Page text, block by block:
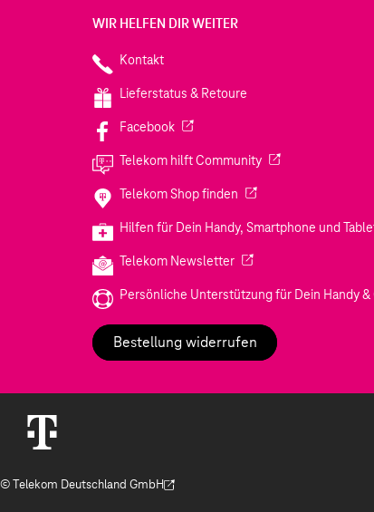
WIR HELFEN DIR WEITER
Kontakt
Lieferstatus & Retoure
Facebook(Wird in einem neuen Tab geöffnet)
Telekom hilft Community(Wird in einem
Telekom Shop finden (Wird in einem neuen
Hilfen für Dein Handy, Smartphone und
Telekom Newsletter(Wird in einem neuen
Persönliche Unterstützung für Dein Handy &
Bestellung widerrufen
© Telekom Deutschland GmbH
(Der Link wird in einem neuen Tab geöffnet)